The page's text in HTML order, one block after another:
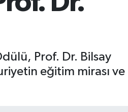
Prof. Dr. Bilsay
eğitim mirası ve